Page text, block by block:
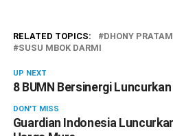
RELATED TOPICS: DHONY
SUSU MBOK DARMI
UP NEXT
8 BUMN Bersinergi
DON'T MISS
Guardian Indonesia